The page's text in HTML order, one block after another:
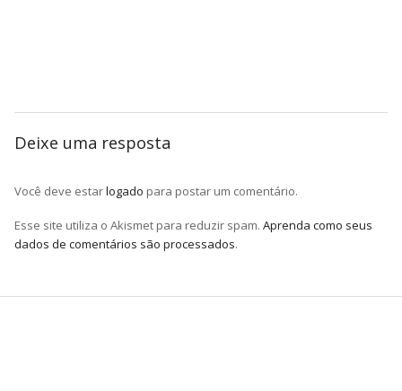
Deixe uma resposta
Você deve estarlogado para postar um comentário.
Esse site utiliza o Akismet para reduzir spam. Aprenda como seus
dados de comentários são processados.